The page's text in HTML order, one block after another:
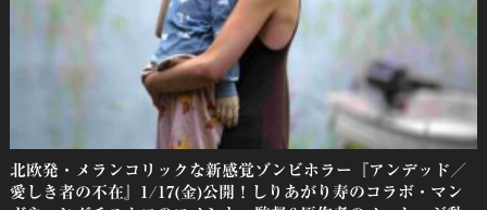
北欧発・メランコリックな新感覚ゾンビホラー『アンデッド／
愛しき者の不在』1/17(金)公開！しりあがり寿のコラボ・マン